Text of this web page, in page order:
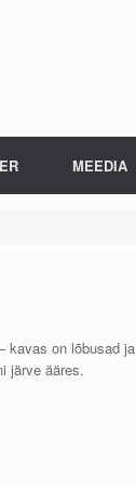
MEEDIA
kavas on lõbusad ja
järve ääres.